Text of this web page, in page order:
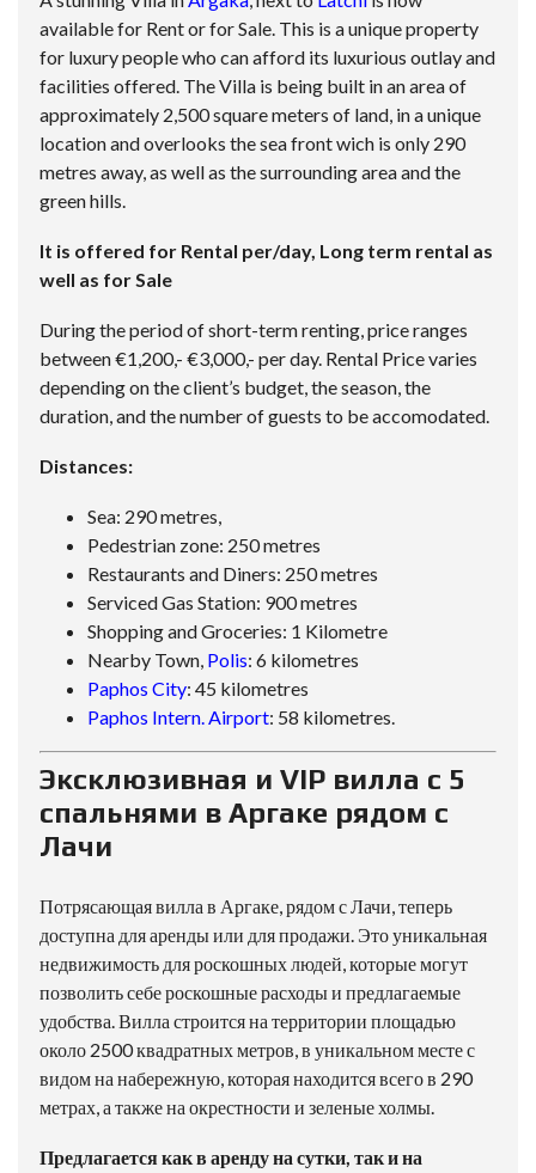
available for Rent or for Sale. This is a unique property
for luxury people who can afford its luxurious outlay and
facilities offered. The Villa is being built in an area of
approximately 2,500 square meters of land, in a unique
location and overlooks the sea front wich is only 290
metres away, as well as the surrounding area and the
green hills.
It is offered for Rental per/day, Long term rental as
well as for Sale
During the period of short-term renting, price ranges
between €1,200,- €3,000,- per day. Rental Price varies
depending on the client’s budget, the season, the
duration, and the number of guests to be accomodated.
Distances:
Sea: 290 metres,
Pedestrian zone: 250 metres
Restaurants and Diners: 250 metres
Serviced Gas Station: 900 metres
Shopping and Groceries: 1 Kilometre
Nearby Town, Polis: 6 kilometres
Paphos City: 45 kilometres
Paphos Intern. Airport: 58 kilometres.
Эксклюзивная и VIP вилла с 5
спальнями в Аргаке рядом с
Лачи
Потрясающая вилла в Аргаке, рядом с Лачи, теперь
доступна для аренды или для продажи. Это уникальная
недвижимость для роскошных людей, которые могут
позволить себе роскошные расходы и предлагаемые
удобства. Вилла строится на территории площадью
около 2500 квадратных метров, в уникальном месте с
видом на набережную, которая находится всего в 290
метрах, а также на окрестности и зеленые холмы.
Предлагается как в аренду на сутки, так и на